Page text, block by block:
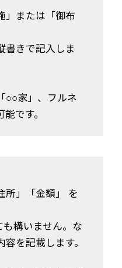
」または「御布
きで記入しま
○○家」、フルネ
です。
所」「金額」 を
構いません。な
を記載します。